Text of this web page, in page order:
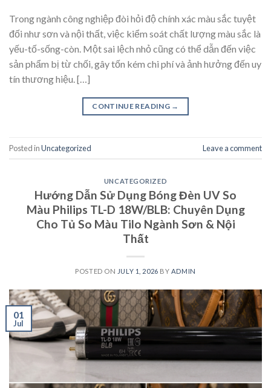
Trong ngành công nghiệp đòi hỏi độ chính xác màu sắc tuyệt
đối như sơn và nội thất, việc kiểm soát chất lượng màu sắc là
yếu-tố-sống-còn. Một sai lệch nhỏ cũng có thể dẫn đến việc
sản phẩm bị từ chối, gây tốn kém chi phí và ảnh hưởng đến uy
tín thương hiệu. […]
CONTINUE READING →
Posted inUncategorized Leave a comment
UNCATEGORIZED
Hướng Dẫn Sử Dụng Bóng Đèn UV So
Màu Philips TL-D 18W/BLB: Chuyên Dụng
Cho Tủ So Màu Tilo Ngành Sơn & Nội
Thất
POSTED ON JULY 1, 2026 BY ADMIN
01
Jul